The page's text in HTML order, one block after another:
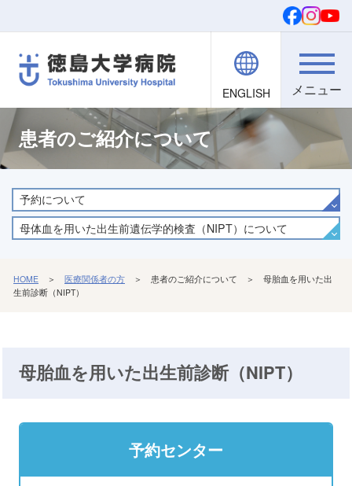
ご寄付
ENGLISH 検索
院内職員向け
文字・背景
患者のご紹介について
予約について
母体血を用いた出生前遺伝学的検査（NIPT）について
HOME ＞ 医療関係者の方 ＞ 患者のご紹介について ＞ 母胎血を用いた出
生前診断（NIPT）
母胎血を用いた出生前診断（NIPT）
予約センター